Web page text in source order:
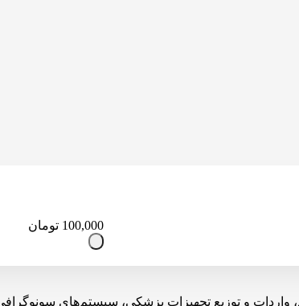
100,000 تومان
در تهیه، تولید، واردات و توزیع تجهیزات پزشکی،